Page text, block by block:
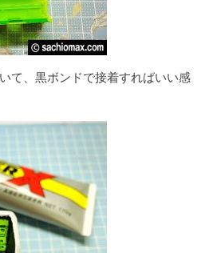
て、黒ボンドで接着すればいい感